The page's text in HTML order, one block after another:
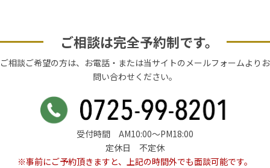
ご相談は完全予約制です。
ご相談ご希望の方は、お電話・または当サイトのメールフォームよりお
問い合わせください。
受付時間 AM10:00〜PM18:00
定休日 不定休
※事前にご予約頂きますと、上記の時間外でも面談可能です。